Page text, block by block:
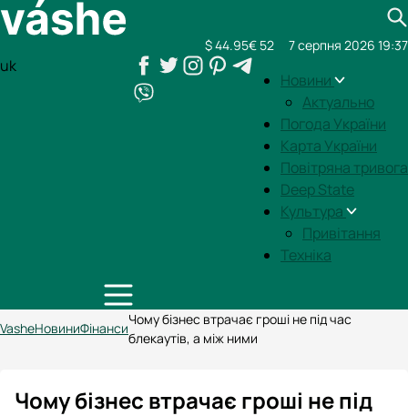
uk
Новини
Актуально
Погода України
Карта України
Повітряна тривога
Deep State
Культура
Привітання
Техніка
$ 44.95€ 52 7 серпня 2026 19:37
VasheНовиниФінанси
Чому бізнес втрачає гроші не під час
блекаутів, а між ними
Чому бізнес втрачає гроші не під